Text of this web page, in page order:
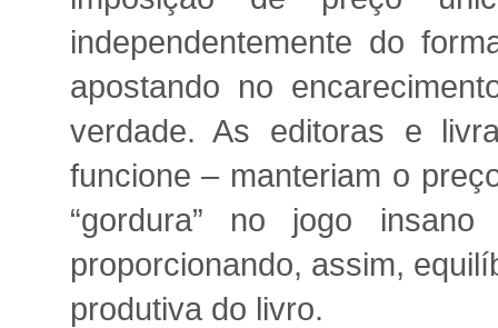
independentemente do
apostando no
verdade. As editoras e
funcione – manteriam o
“gordura” no jogo
proporcionando, assim,
produtiva do livro.